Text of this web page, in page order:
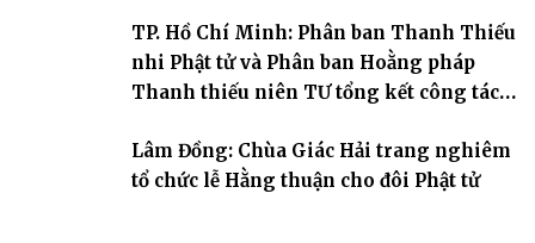
TP. Hồ Chí Minh: Phân ban Thanh Thiếu
nhi Phật tử và Phân ban Hoằng pháp
Thanh thiếu niên TƯ tổng kết công tác
Lâm Đồng: Chùa Giác Hải trang nghiêm
tổ chức lễ Hằng thuận cho đôi Phật tử